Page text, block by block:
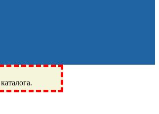
подшипники, пневматика, метизы,